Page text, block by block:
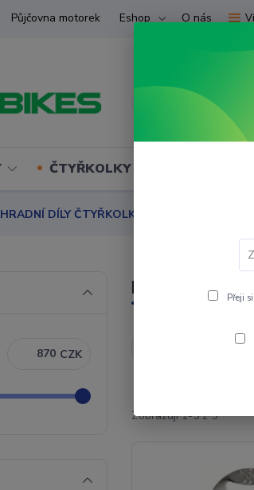
Půjčovna motorek Eshop O nás
ČTYŘKOLKY (ATV) UTV
DÍLY ČTYŘKOLKY Náhradní díly
plasty, rámy
Zobrazuji 1-5 z 5
CZK
Přeji